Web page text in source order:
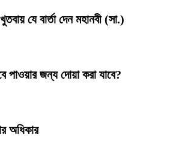
যে বার্তা দেন মহানবী (সা.)
পাওয়ার জন্য দোয়া করা যাবে?
অধিকার